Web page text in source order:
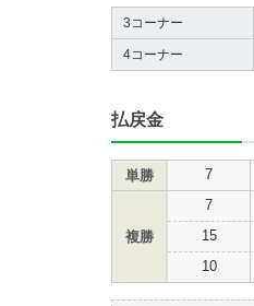
3コーナー
4コーナー
払戻金
単勝 7
複勝
7
15
10